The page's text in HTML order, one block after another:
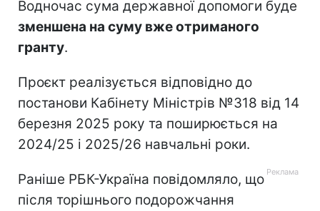
Водночас сума державної допомоги буде
зменшена на суму вже отриманого
гранту.
Проєкт реалізується відповідно до
постанови Кабінету Міністрів №318 від 14
березня 2025 року та поширюється на
2024/25 і 2025/26 навчальні роки.
Раніше РБК-Україна повідомляло, що
після торішнього подорожчання